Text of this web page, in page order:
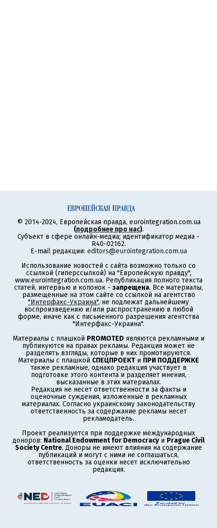
© 2014-2024, Европейская правда, eurointegration.com.ua
(подробнее про нас).
Субъект в сфере онлайн-медиа; идентификатор медиа -
R40-02162.
E-mail редакции: editors@eurointegration.com.ua
Использование новостей с сайта возможно только со
ссылкой (гиперссылкой) на "Европейскую правду",
www.eurointegration.com.ua. Републикация полного текста
статей, интервью и колонок - запрещена. Все материалы,
размещенные на этом сайте со ссылкой на агентство
"Интерфакс-Украина", не подлежат дальнейшему
воспроизведению и/или распространению в любой
форме, иначе как с письменного разрешения агентства
"Интерфакс-Украина".
Материалы с плашкой PROMOTED являются рекламными и
публикуются на правах рекламы. Редакция может не
разделять взгляды, которые в них промотируются.
Материалы с плашкой СПЕЦПРОЕКТ и ПРИ ПОДДЕРЖКЕ
также рекламные, однако редакция участвует в
подготовке этого контента и разделяет мнения,
высказанные в этих материалах.
Редакция не несет ответственности за факты и
оценочные суждения, изложенные в рекламных
материалах. Согласно украинскому законодательству
ответственность за содержание рекламы несет
рекламодатель.
Проект реализуется при поддержке международных
доноров: National Endowment for Democracyи Prague Civil
Society Centre. Доноры не имеют влияния на содержание
публикаций и могут с ними не соглашаться,
ответственность за оценки несет исключительно
редакция.